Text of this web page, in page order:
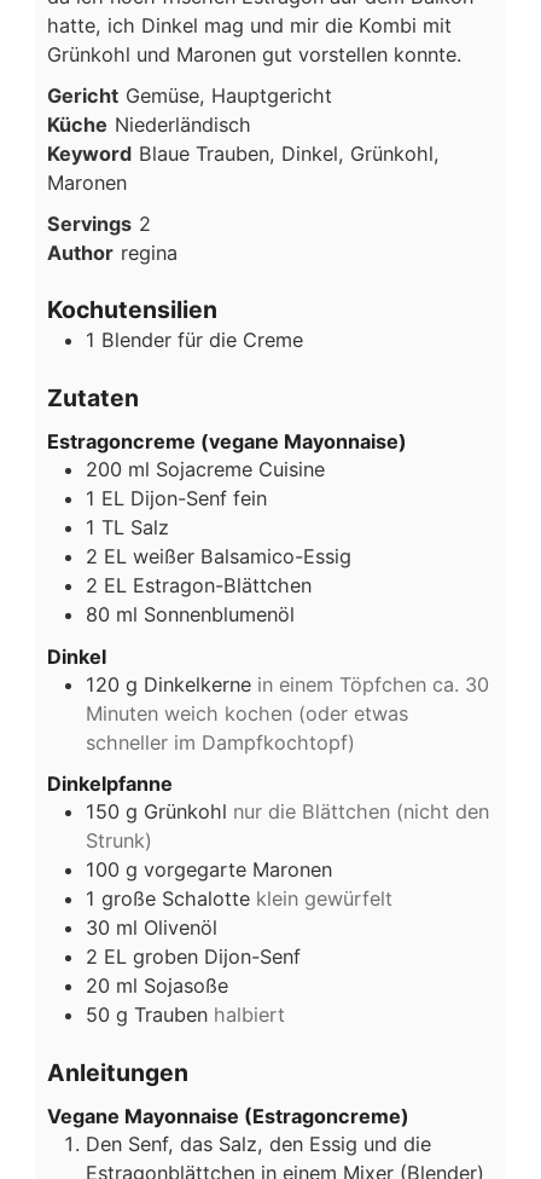
hatte, ich Dinkel mag und mir die Kombi mit
Grünkohl und Maronen gut vorstellen konnte.
Gericht Gemüse, Hauptgericht
Küche Niederländisch
Keyword Blaue Trauben, Dinkel, Grünkohl,
Maronen
Servings 2
Author regina
Kochutensilien
1 Blender für die Creme
Zutaten
Estragoncreme (vegane Mayonnaise)
200 ml Sojacreme Cuisine
1 EL Dijon-Senf fein
1 TL Salz
2 EL weißer Balsamico-Essig
2 EL Estragon-Blättchen
80 ml Sonnenblumenöl
Dinkel
120 g Dinkelkerne in einem Töpfchen ca. 30
Minuten weich kochen (oder etwas
schneller im Dampfkochtopf)
Dinkelpfanne
150 g Grünkohl nur die Blättchen (nicht den
Strunk)
100 g vorgegarte Maronen
1 große Schalotte klein gewürfelt
30 ml Olivenöl
2 EL groben Dijon-Senf
20 ml Sojasoße
50 g Trauben halbiert
Anleitungen
Vegane Mayonnaise (Estragoncreme)
Den Senf, das Salz, den Essig und die
Estragonblättchen in einem Mixer (Blender)